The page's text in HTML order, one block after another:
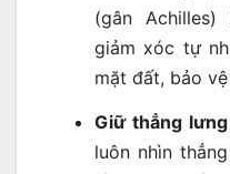
(gân
giảm xóc tự
mặt đất, bảo
Giữ thẳng
luôn nhìn